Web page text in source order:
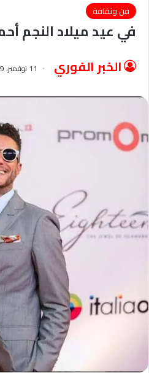
فن وثقافة
في عيد ميلاد النجم
الخبر الفوري 11 نوفمبر، 2019